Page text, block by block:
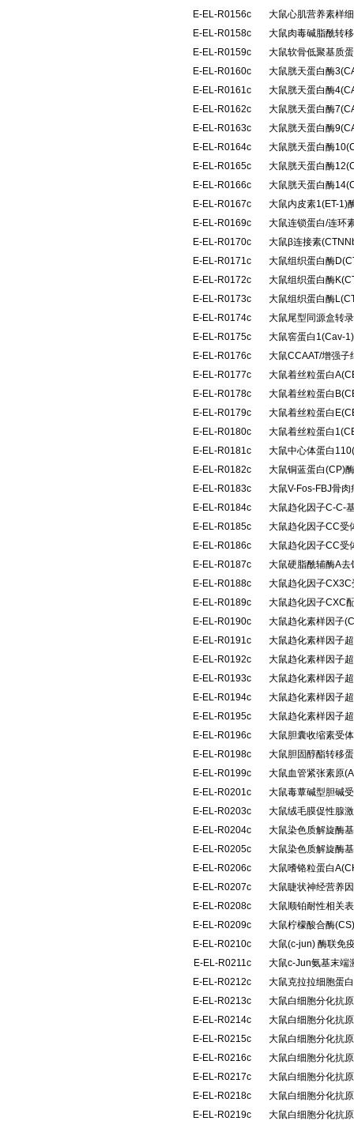
E-EL-R0156c
大鼠心肌营养素样
E-EL-R0158c
大鼠肉毒碱脂酰转
E-EL-R0159c
大鼠软骨低聚基质
E-EL-R0160c
大鼠胱天蛋白酶
E-EL-R0161c
大鼠胱天蛋白酶
E-EL-R0162c
大鼠胱天蛋白酶
E-EL-R0163c
大鼠胱天蛋白酶
E-EL-R0164c
大鼠胱天蛋白酶
E-EL-R0165c
大鼠胱天蛋白酶
E-EL-R0166c
大鼠胱天蛋白酶
E-EL-R0167c
大鼠内皮素1(ET-1)
E-EL-R0169c
大鼠连锁蛋白/连环
E-EL-R0170c
大鼠β连接素
E-EL-R0171c
大鼠组织蛋白酶
E-EL-R0172c
大鼠组织蛋白酶
E-EL-R0173c
大鼠组织蛋白酶
E-EL-R0174c
大鼠尾型同源盒转
E-EL-R0175c
大鼠窖蛋白1(Cav-
E-EL-R0176c
大鼠CCAAT/增强
E-EL-R0177c
大鼠着丝粒蛋白
E-EL-R0178c
大鼠着丝粒蛋白
E-EL-R0179c
大鼠着丝粒蛋白
E-EL-R0180c
大鼠着丝粒蛋白
E-EL-R0181c
大鼠中心体蛋白
E-EL-R0182c
大鼠铜蓝蛋白(CP)
E-EL-R0183c
大鼠V-Fos-FBJ骨
E-EL-R0184c
大鼠趋化因子C-C-
E-EL-R0185c
大鼠趋化因子CC受
E-EL-R0186c
大鼠趋化因子CC受
E-EL-R0187c
大鼠硬脂酰辅酶A
E-EL-R0188c
大鼠趋化因子
E-EL-R0189c
大鼠趋化因子CXC
E-EL-R0190c
大鼠趋化素样因子
E-EL-R0191c
大鼠趋化素样因子
E-EL-R0192c
大鼠趋化素样因子
E-EL-R0193c
大鼠趋化素样因子
E-EL-R0194c
大鼠趋化素样因子
E-EL-R0195c
大鼠趋化素样因子
E-EL-R0196c
大鼠胆囊收缩素受
E-EL-R0198c
大鼠胆固醇酯转移
E-EL-R0199c
大鼠血管紧张素原
E-EL-R0201c
大鼠毒蕈碱型胆碱
E-EL-R0203c
大鼠绒毛膜促性腺
E-EL-R0204c
大鼠染色质解旋酶
E-EL-R0205c
大鼠染色质解旋酶
E-EL-R0206c
大鼠嗜铬粒蛋白
E-EL-R0207c
大鼠睫状神经营养
E-EL-R0208c
大鼠顺铂耐性相关
E-EL-R0209c
大鼠柠檬酸合酶
E-EL-R0210c
大鼠(c-jun) 酶联免
E-EL-R0211c
大鼠c-Jun氨基末端
E-EL-R0212c
大鼠克拉拉细胞蛋
E-EL-R0213c
大鼠白细胞分化抗
E-EL-R0214c
大鼠白细胞分化抗
E-EL-R0215c
大鼠白细胞分化抗
E-EL-R0216c
大鼠白细胞分化抗
E-EL-R0217c
大鼠白细胞分化抗
E-EL-R0218c
大鼠白细胞分化抗
E-EL-R0219c
大鼠白细胞分化抗